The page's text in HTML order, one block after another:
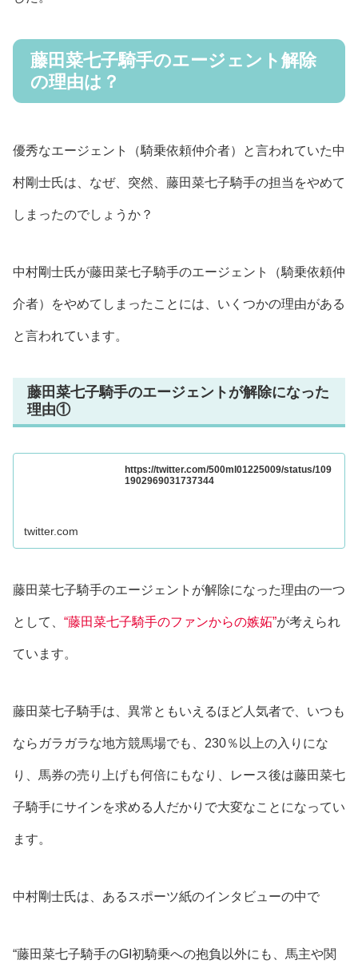
藤田菜七子騎手のエージェント解除
の理由は？
優秀なエージェント（騎乗依頼仲介者）と言われていた中
村剛士氏は、なぜ、突然、藤田菜七子騎手の担当をやめて
しまったのでしょうか？
中村剛士氏が藤田菜七子騎手のエージェント（騎乗依頼仲
介者）をやめてしまったことには、いくつかの理由がある
と言われています。
藤田菜七子騎手のエージェントが解除になった
理由①
https://twitter.com/500ml01225009/status/109
1902969031737344
twitter.com
藤田菜七子騎手のエージェントが解除になった理由の一つ
として、 “藤田菜七子騎手のファンからの嫉妬”が考えられ
ています。
藤田菜七子騎手は、異常ともいえるほど人気者で、いつも
ならガラガラな地方競馬場でも、230％以上の入りにな
り、馬券の売り上げも何倍にもなり、レース後は藤田菜七
子騎手にサインを求める人だかりで大変なことになってい
ます。
中村剛士氏は、あるスポーツ紙のインタビューの中で
“藤田菜七子騎手のGI初騎乗への抱負以外にも、馬主や関